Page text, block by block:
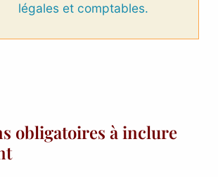
légales et comptables.
obligatoires à inclure